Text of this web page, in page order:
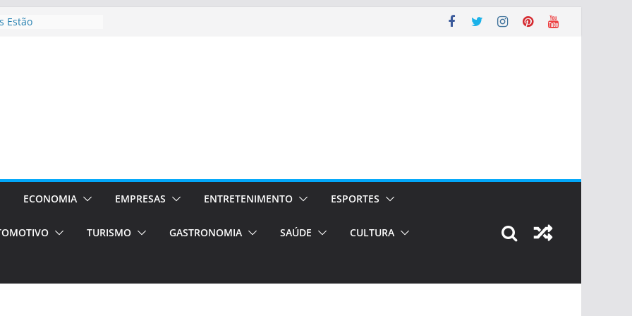
Estão
em Porto
de transfer,
de alto padrão
bolsas –
o segundo
únicas e
de volta!
ECONOMIA EMPRESAS ENTRETENIMENTO ESPORTES
TURISMO GASTRONOMIA SAÚDE CULTURA